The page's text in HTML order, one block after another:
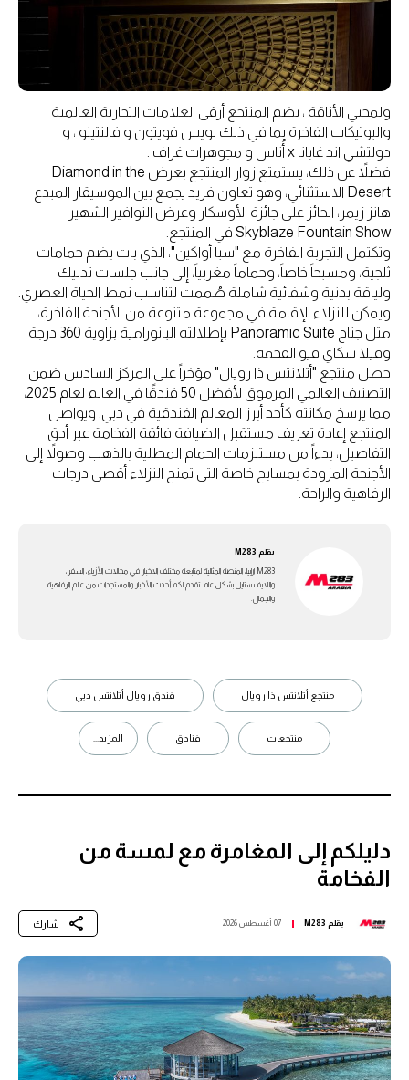
ولمحبي الأناقة ، يضم المنتجع أرقى العلامات التجارية العالمية
والبوتيكات الفاخرة بما في ذلك لويس فويتون و فالنتينو ، و
دولتشي اند غابانا x أُناس و مجوهرات غراف .
فضلاً عن ذلك، يستمتع زوار المنتجع بعرض Diamond in the
Desert الاستثنائي، وهو تعاون فريد يجمع بين الموسيقار المبدع
هانز زيمر، الحائز على جائزة الأوسكار وعرض النوافير الشهير
Skyblaze Fountain Show في المنتجع.
وتكتمل التجربة الفاخرة مع "سبا أواكين"، الذي بات يضم حمامات
ثلجية، ومسبحاً خاصاً، وحماماً مغربياً، إلى جانب جلسات تدليك
ولياقة بدنية وشفائية شاملة صُممت لتناسب نمط الحياة العصري.
ويمكن للنزلاء الإقامة في مجموعة متنوعة من الأجنحة الفاخرة،
مثل جناح Panoramic Suite بإطلالته البانورامية بزاوية 360 درجة
وفيلا سكاي فيو الفخمة.
حصل منتجع "أتلانتس ذا رويال" مؤخراً على المركز السادس ضمن
التصنيف العالمي المرموق لأفضل 50 فندقًا في العالم لعام 2025،
مما يرسخ مكانته كأحد أبرز المعالم الفندقية في دبي. ويواصل
المنتجع إعادة تعريف مستقبل الضيافة فائقة الفخامة عبر أدق
التفاصيل، بدءاً من مستلزمات الحمام المطلية بالذهب وصولاً إلى
الأجنحة المزودة بمسابح خاصة التي تمنح النزلاء أقصى درجات
الرفاهية والراحة.
بقلم M283
M283 ارابيا، المنصة المثالية لمتابعة مختلف الاخبار في مجالات الأزياء، السفر،
واللايف ستايل بشكل عام. تقدم لكم أحدث الأخبار والمستجدات من عالم الرفاهية
والجمال.
منتجع أتلانتس ذا رويال فندق رويال أتلانتس دبي
منتجعات فنادق المزيد...
دليلكم إلى المغامرة مع لمسة من
الفخامة
بقلم M283 07 أغسطس 2026 شارك